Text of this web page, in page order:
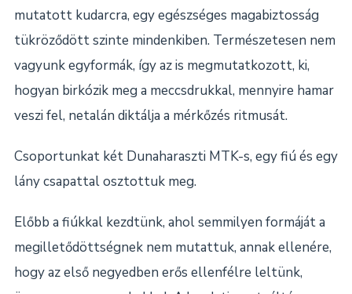
mutatott kudarcra, egy egészséges magabiztosság
tükröződött szinte mindenkiben. Természetesen nem
vagyunk egyformák, így az is megmutatkozott, ki,
hogyan birkózik meg a meccsdrukkal, mennyire hamar
veszi fel, netalán diktálja a mérkőzés ritmusát.
Csoportunkat két Dunaharaszti MTK-s, egy fiú és egy
lány csapattal osztottuk meg.
Előbb a fiúkkal kezdtünk, ahol semmilyen formáját a
megilletődöttségnek nem mutattuk, annak ellenére,
hogy az első negyedben erős ellenfélre leltünk,